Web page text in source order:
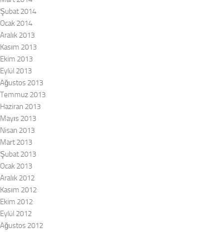
Şubat 2014
Ocak 2014
Aralık 2013
Kasım 2013
Ekim 2013
Eylül 2013
Ağustos 2013
Temmuz 2013
Haziran 2013
Mayıs 2013
Nisan 2013
Mart 2013
Şubat 2013
Ocak 2013
Aralık 2012
Kasım 2012
Ekim 2012
Eylül 2012
Ağustos 2012